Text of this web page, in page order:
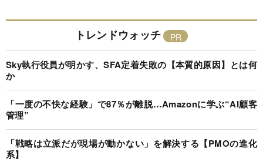
トレンドウォッチ
Sky執行役員が明かす、SFA定着失敗の【本質的原因】とは何
か
「一度の不快な経験」で87％が離脱…Amazonに学ぶ“AI顧客
管理”
「戦略は立派だが現場が動かない」を解決する【PMOの進化
系】